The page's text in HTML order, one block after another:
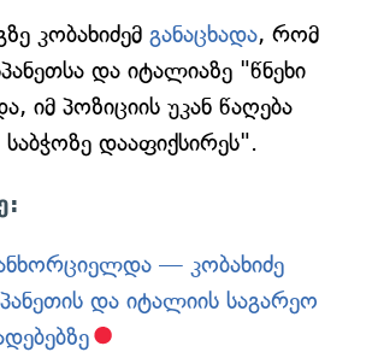
კობახიძემ განაცხადა, რომ
და იტალიაზე "წნეხი
იმ პოზიციის უკან წაღება
დააფიქსირეს".
— კობახიძე
და იტალიის საგარეო